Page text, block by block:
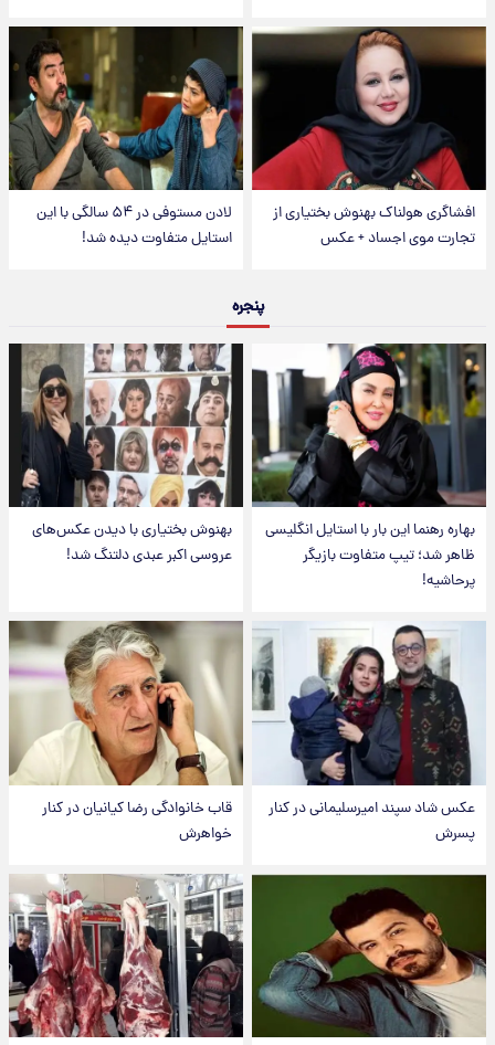
افشاگری هولناک بهنوش بختیاری از
تجارت موی اجساد + عکس
لادن مستوفی در ۵۴ سالگی با این
استایل متفاوت دیده شد!
پنجره
بهاره رهنما این بار با استایل انگلیسی
ظاهر شد؛ تیپ متفاوت بازیگر
پرحاشیه!
بهنوش بختیاری با دیدن عکس‌های
عروسی اکبر عبدی دلتنگ شد!
عکس شاد سپند امیرسلیمانی در کنار
پسرش
قاب خانوادگی رضا کیانیان در کنار
خواهرش